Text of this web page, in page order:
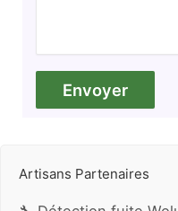
Artisans Partenaires